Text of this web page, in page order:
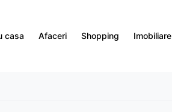
casa Afaceri Shopping Imobiliare